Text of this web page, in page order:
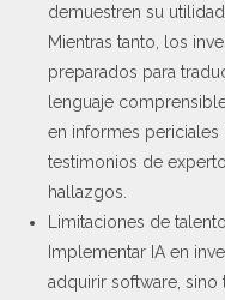
demuestren su
Mientras tanto, los
preparados para
lenguaje
en informes periciales
testimonios de
hallazgos.
Limitaciones de
Implementar IA en
adquirir software, sino